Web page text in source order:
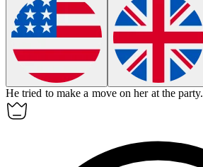
He tried to make a move on her at the party.